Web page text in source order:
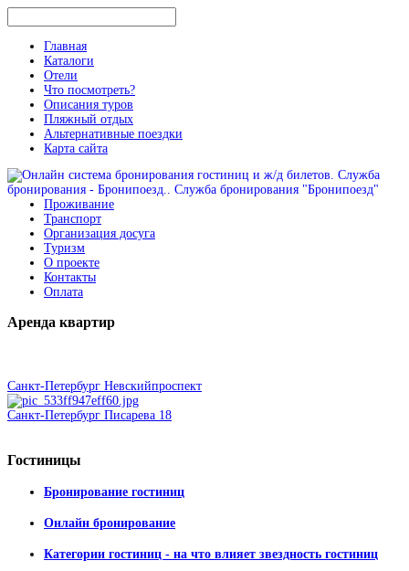
Главная
Каталоги
Отели
Что посмотреть?
Описания туров
Пляжный отдых
Альтернативные поездки
Карта сайта
Проживание
Транспорт
Организация досуга
Туризм
О проекте
Контакты
Оплата
Аренда квартир
Санкт-Петербург Невскийпроспект
Санкт-Петербург Писарева 18
Гостиницы
Бронирование гостиниц
Онлайн бронирование
Категории гостиниц - на что влияет звездность гостиниц